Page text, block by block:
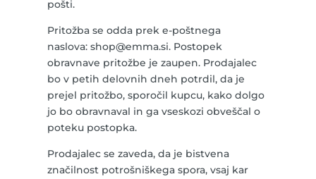
pošti.
Pritožba se odda prek e-poštnega
naslova:shop@emma.si. Postopek
obravnave pritožbe je zaupen. Prodajalec
bo v petih delovnih dneh potrdil, da je
prejel pritožbo, sporočil kupcu, kako dolgo
jo bo obravnaval in ga vseskozi obveščal o
poteku postopka.
Prodajalec se zaveda, da je bistvena
značilnost potrošniškega spora, vsaj kar